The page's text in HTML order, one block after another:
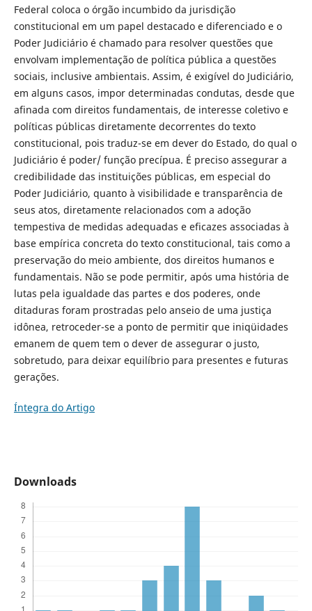
Federal coloca o órgão incumbido da jurisdição
constitucional em um papel destacado e diferenciado e o
Poder Judiciário é chamado para resolver questões que
envolvam implementação de política pública a questões
sociais, inclusive ambientais. Assim, é exigível do Judiciário,
em alguns casos, impor determinadas condutas, desde que
afinada com direitos fundamentais, de interesse coletivo e
políticas públicas diretamente decorrentes do texto
constitucional, pois traduz-se em dever do Estado, do qual o
Judiciário é poder/ função precípua. É preciso assegurar a
credibilidade das instituições públicas, em especial do
Poder Judiciário, quanto à visibilidade e transparência de
seus atos, diretamente relacionados com a adoção
tempestiva de medidas adequadas e eficazes associadas à
base empírica concreta do texto constitucional, tais como a
preservação do meio ambiente, dos direitos humanos e
fundamentais. Não se pode permitir, após uma história de
lutas pela igualdade das partes e dos poderes, onde
ditaduras foram prostradas pelo anseio de uma justiça
idônea, retroceder-se a ponto de permitir que iniqüidades
emanem de quem tem o dever de assegurar o justo,
sobretudo, para deixar equilíbrio para presentes e futuras
gerações.
Íntegra do Artigo
Downloads